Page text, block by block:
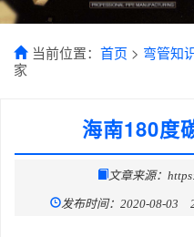
当前位置： 首页 > 弯管知
家
海南180度
文章来源：
发布时间：2020-08-03